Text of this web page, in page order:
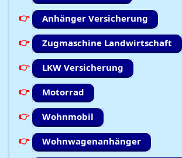
Anhänger Versicherung
Zugmaschine Landwirtschaft
LKW Versicherung
Motorrad
Wohnmobil
Wohnwagenanhänger